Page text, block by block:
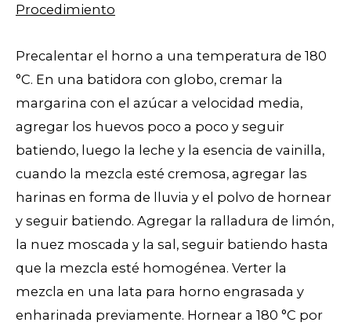
Procedimiento
Precalentar el horno a una temperatura de 180
°C. En una batidora con globo, cremar la
margarina con el azúcar a velocidad media,
agregar los huevos poco a poco y seguir
batiendo, luego la leche y la esencia de vainilla,
cuando la mezcla esté cremosa, agregar las
harinas en forma de lluvia y el polvo de hornear
y seguir batiendo. Agregar la ralladura de limón,
la nuez moscada y la sal, seguir batiendo hasta
que la mezcla esté homogénea. Verter la
mezcla en una lata para horno engrasada y
enharinada previamente. Hornear a 180 °C por